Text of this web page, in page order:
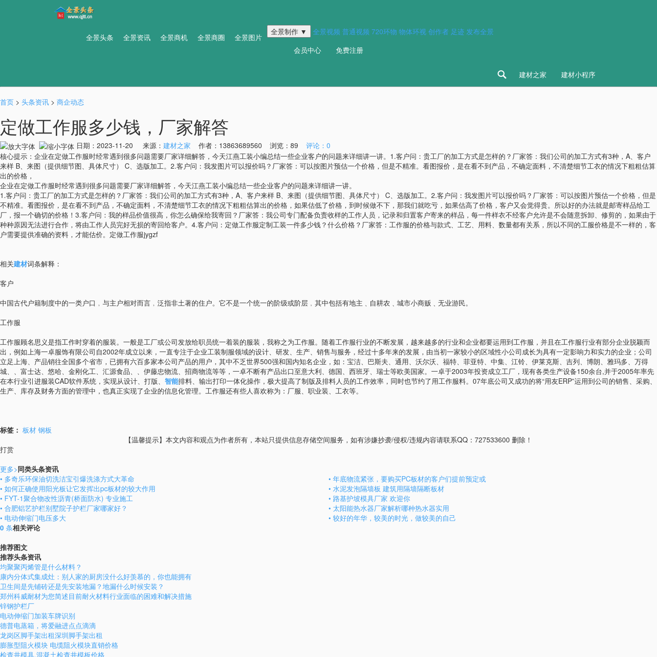
全景头条 全景资讯 全景商机 全景商圈 全景图片
全景制作 ▼ 全景视频 普通视频 720环物 物体环视 创作者 足迹 发布全景
会员中心
免费注册
 建材之家 建材小程序
首页 > 头条资讯 > 商企动态
定做工作服多少钱，厂家解答
日期：2023-11-20 来源： 建材之家 作者：13863689560 浏览： 89
评论：0
核心提示：企业在定做工作服时经常遇到很多问题需要厂家详细解答，今天江燕工装小编总结一些企业客户的问题来详细讲一讲。1.客户问：贵工厂的加工方式是怎样的？厂家答：我们公司的加工方式有3种，A、客户
来样 B、来图（提供细节图、具体尺寸） C、选版加工。2.客户问：我发图片可以报价吗？厂家答：可以按图片预估一个价格，但是不精准。看图报价，是在看不到产品，不确定面料，不清楚细节工衣的情况下粗粗估算
出的价格，
企业在定做工作服时经常遇到很多问题需要厂家详细解答，今天江燕工装小编总结一些企业客户的问题来详细讲一讲。
1.客户问：贵工厂的加工方式是怎样的？厂家答：我们公司的加工方式有3种，A、客户来样 B、来图（提供细节图、具体尺寸） C、选版加工。2.客户问：我发图片可以报价吗？厂家答：可以按图片预估一个价格，但是
不精准。看图报价，是在看不到产品，不确定面料，不清楚细节工衣的情况下粗粗估算出的价格，如果估低了价格，到时候做不下，那我们就吃亏，如果估高了价格，客户又会觉得贵。所以好的办法就是邮寄样品给工
厂，报一个确切的价格！3.客户问：我的样品价值很高，你怎么确保给我寄回？厂家答：我公司专门配备负责收样的工作人员，记录和归置客户寄来的样品，每一件样衣不经客户允许是不会随意拆卸、修剪的，如果由于
种种原因无法进行合作，将由工作人员完好无损的寄回给客户。4.客户问：定做工作服定制工装一件多少钱？什么价格？厂家答：工作服的价格与款式、工艺、用料、数量都有关系，所以不同的工服价格是不一样的，客
户需要提供准确的资料，才能估价。定做工作服jygzf
相关建材词条解释：
客户
中国古代户籍制度中的一类户口﹐与主户相对而言﹐泛指非土著的住户。它不是一个统一的阶级或阶层﹐其中包括有地主﹑自耕农﹑城市小商贩﹑无业游民。
工作服
工作服顾名思义是指工作时穿着的服装。一般是工厂或公司发放给职员统一着装的服装，我称之为工作服。随着工作服行业的不断发展，越来越多的行业和企业都要运用到工作服，并且在工作服行业有部分企业脱颖而
出，例如上海一卓服饰有限公司自2002年成立以来，一直专注于企业工装制服领域的设计、研发、生产、销售与服务，经过十多年来的发展，由当初一家较小的区域性小公司成长为具有一定影响力和实力的企业；公司
立足上海、产品销往全国多个省市，已拥有六百多家本公司产品的用户，其中不乏世界500强和国内知名企业，如：宝洁、巴斯夫、通用、沃尔沃、福特、菲亚特、中集、江铃、伊莱克斯、吉列、博朗、雅玛多、万得
城、、富士达、悠哈、金刚化工、汇源食品、、伊藤忠物流、招商物流等等，一卓不断有产品出口至意大利、德国、西班牙、瑞士等欧美国家。一卓于2003年投资成立工厂，现有各类生产设备150余台,并于2005年率先
在本行业引进服装CAD软件系统，实现从设计、打版、 智能排料、输出打印一体化操作，极大提高了制版及排料人员的工作效率，同时也节约了用工作服料。07年底公司又成功的将“用友ERP”运用到公司的销售、采购、
生产、库存及财务方面的管理中，也真正实现了企业的信息化管理。工作服还有些人喜欢称为：厂服、职业装、工衣等。
标签： 板材 钢板
【温馨提示】本文内容和观点为作者所有，本站只提供信息存储空间服务，如有涉嫌抄袭/侵权/违规内容请联系QQ：727533600 删除！
打赏
更多>同类头条资讯
• 多奇乐环保油切洗洁宝引爆洗涤方式大革命
• 年底物流紧张，要购买PC板材的客户们提前预定或
• 如何正确使用阳光板让它发挥出pc板材的较大作用
• 水泥发泡隔墙板 建筑用隔墙隔断板材
• FYT-1聚合物改性沥青(桥面防水) 专业施工
• 路基护坡模具厂家 欢迎你
• 合肥铝艺护栏别墅院子护栏厂家哪家好？
• 太阳能热水器厂家解析哪种热水器实用
• 电动伸缩门电压多大
• 较好的年华，较美的时光，做较美的自己
0 条相关评论
推荐图文
推荐头条资讯
均聚聚丙烯管是什么材料？
康内分体式集成灶：别人家的厨房没什么好羡慕的，你也能拥有
卫生间是先铺砖还是先安装地漏？地漏什么时候安装？
郑州科威耐材为您简述目前耐火材料行业面临的困难和解决措施
锌钢护栏厂
电动伸缩门加装车牌识别
德普电蒸箱，将爱融进点点滴滴
龙岗区脚手架出租深圳脚手架出租
膨胀型阻火模块 电缆阻火模块直销价格
检查井模具,混凝土检查井模板价格